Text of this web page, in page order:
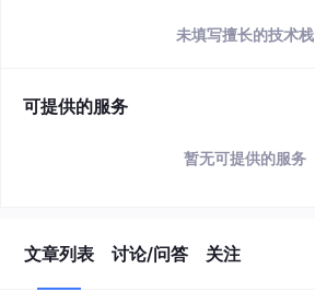
未填写擅长的技术栈
可提供的服务
暂无可提供的服务
文章列表 讨论/问答 关注